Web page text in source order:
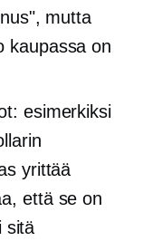
mutta
kaupassa on
esimerkiksi
yrittää
että se on
sitä